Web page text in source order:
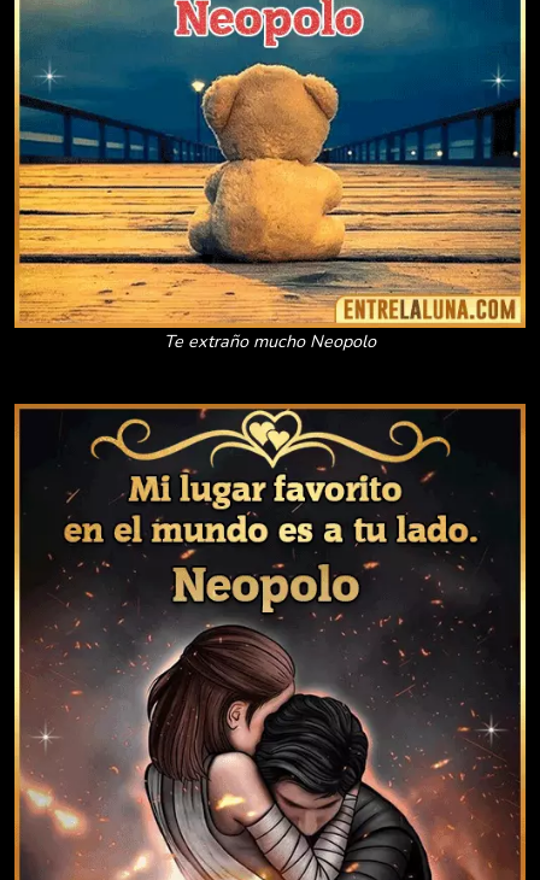
Te extraño mucho Neopolo